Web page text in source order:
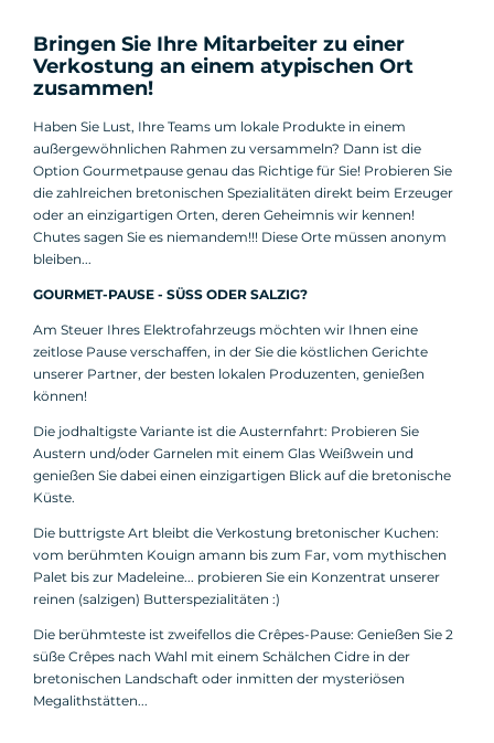
Bringen Sie Ihre Mitarbeiter zu einer
Verkostung an einem atypischen Ort
zusammen!
Haben Sie Lust, Ihre Teams um lokale Produkte in einem
außergewöhnlichen Rahmen zu versammeln? Dann ist die
Option Gourmetpause genau das Richtige für Sie! Probieren Sie
die zahlreichen bretonischen Spezialitäten direkt beim Erzeuger
oder an einzigartigen Orten, deren Geheimnis wir kennen!
Chutes sagen Sie es niemandem!!! Diese Orte müssen anonym
bleiben...
GOURMET-PAUSE - SÜSS ODER SALZIG?
Am Steuer Ihres Elektrofahrzeugs möchten wir Ihnen eine
zeitlose Pause verschaffen, in der Sie die köstlichen Gerichte
unserer Partner, der besten lokalen Produzenten, genießen
können!
Die jodhaltigste Variante ist die Austernfahrt: Probieren Sie
Austern und/oder Garnelen mit einem Glas Weißwein und
genießen Sie dabei einen einzigartigen Blick auf die bretonische
Küste.
Die buttrigste Art bleibt die Verkostung bretonischer Kuchen:
vom berühmten Kouign amann bis zum Far, vom mythischen
Palet bis zur Madeleine... probieren Sie ein Konzentrat unserer
reinen (salzigen) Butterspezialitäten :)
Die berühmteste ist zweifellos die Crêpes-Pause: Genießen Sie 2
süße Crêpes nach Wahl mit einem Schälchen Cidre in der
bretonischen Landschaft oder inmitten der mysteriösen
Megalithstätten...